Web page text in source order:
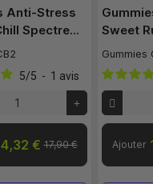
Anti-Stress
Spectre…
5/5 - 1 avis
€ 17,90 €
Sweet
Gummies
Ajouter